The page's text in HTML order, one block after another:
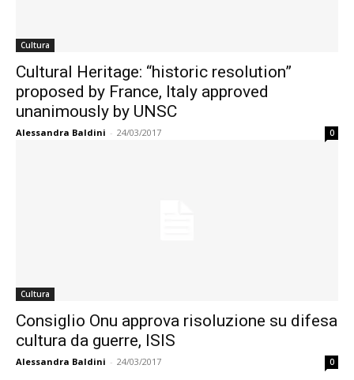
Cultura
Cultural Heritage: “historic resolution”
proposed by France, Italy approved
unanimously by UNSC
Alessandra Baldini - 24/03/2017 0
Cultura
Consiglio Onu approva risoluzione su difesa
cultura da guerre, ISIS
Alessandra Baldini - 24/03/2017 0